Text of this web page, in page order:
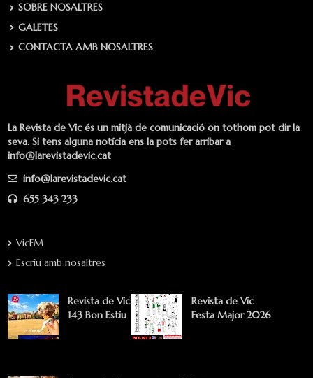
SOBRE NOSALTRES
GALETES
CONTACTA AMB NOSALTRES
La Revista de Vic és un mitjà de comunicació on tothom pot dir la
seva. Si tens alguna notícia ens la pots fer arribar a
info@larevistadevic.cat
info@larevistadevic.cat
655 343 233
VicFM
Escriu amb nosaltres
Revista de Vic
143 Bon Estiu
Revista de Vic
Festa Major 2026